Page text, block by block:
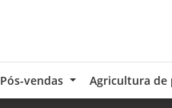
Pós-vendas Agricultura de